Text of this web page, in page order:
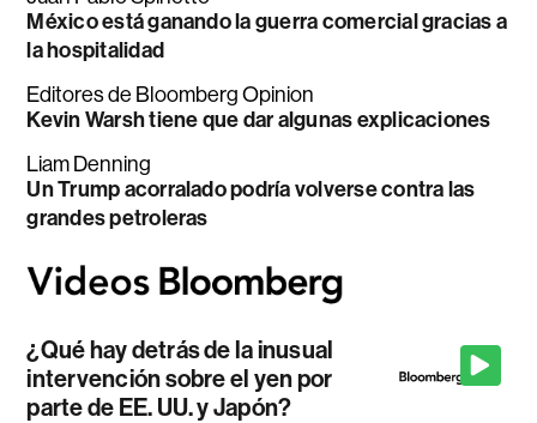
México está ganando la guerra comercial gracias a
la hospitalidad
Editores de Bloomberg Opinion
Kevin Warsh tiene que dar algunas explicaciones
Liam Denning
Un Trump acorralado podría volverse contra las
grandes petroleras
¿Qué hay detrás de la inusual
intervención sobre el yen por
parte de EE. UU. y Japón?